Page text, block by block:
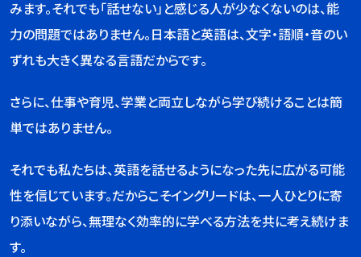
みます。それでも「話せない」と感じる人が少なくないのは、能
力の問題ではありません。日本語と英語は、文字・語順・音のい
ずれも大きく異なる言語だからです。
さらに、仕事や育児、学業と両立しながら学び続けることは簡
単ではありません。
それでも私たちは、英語を話せるようになった先に広がる可能
性を信じています。だからこそイングリードは、一人ひとりに寄
り添いながら、無理なく効率的に学べる方法を共に考え続けま
す。